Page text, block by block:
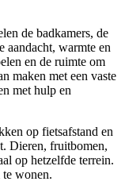
de badkamers, de
aandacht, warmte en
en de ruimte om
maken met een vaste
met hulp en
op fietsafstand en
Dieren, fruitbomen,
op hetzelfde terrein.
wonen.